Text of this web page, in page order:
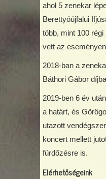
ahol 5 zenekar
Berettyóújfalui
több, mint 100
vett az
2018-ban a
Báthori Gábor
2019-ben 6 év
a határt, és
utazott
koncert mellett
fürdőzésre is.
Elérhetőségeink